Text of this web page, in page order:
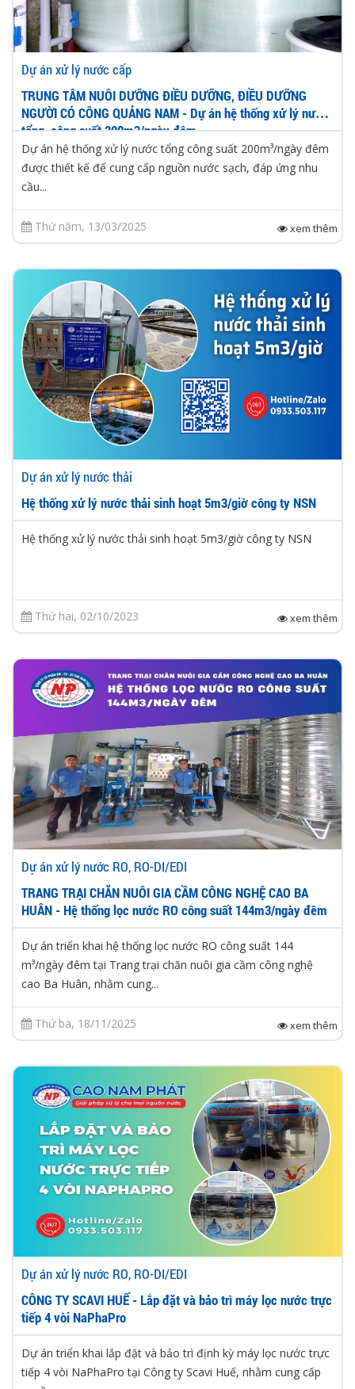
Dự án xử lý nước cấp
TRUNG TÂM NUÔI DƯỠNG ĐIỀU DƯỠNG, ĐIỀU DƯỠNG
NGƯỜI CÓ CÔNG QUẢNG NAM - Dự án hệ thống xử lý nước
tổng, công suất 200m3/ngày đêm
Dự án hệ thống xử lý nước tổng công suất 200m³/ngày đêm
được thiết kế để cung cấp nguồn nước sạch, đáp ứng nhu
cầu...
Thứ năm, 13/03/2025 xem thêm
Dự án xử lý nước thải
Hệ thống xử lý nước thải sinh hoạt 5m3/giờ công ty NSN
Hệ thống xử lý nước thải sinh hoạt 5m3/giờ công ty NSN
Thứ hai, 02/10/2023 xem thêm
Dự án xử lý nước RO, RO-DI/EDI
TRANG TRẠI CHĂN NUÔI GIA CẦM CÔNG NGHỆ CAO BA
HUÂN - Hệ thống lọc nước RO công suất 144m3/ngày đêm
Dự án triển khai hệ thống lọc nước RO công suất 144
m³/ngày đêm tại Trang trại chăn nuôi gia cầm công nghệ
cao Ba Huân, nhằm cung...
Thứ ba, 18/11/2025 xem thêm
Dự án xử lý nước RO, RO-DI/EDI
CÔNG TY SCAVI HUẾ - Lắp đặt và bảo trì máy lọc nước trực
tiếp 4 vòi NaPhaPro
Dự án triển khai lắp đặt và bảo trì định kỳ máy lọc nước trực
tiếp 4 vòi NaPhaPro tại Công ty Scavi Huế, nhằm cung cấp